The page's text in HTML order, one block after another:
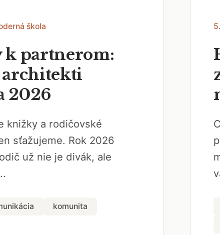
škola
partnerom:
2026
knižky a rodičovské
sťažujeme. Rok 2026
už nie je divák, ale
komunita